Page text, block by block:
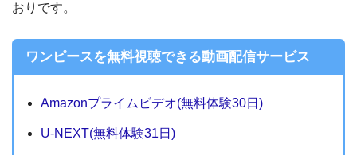
おりです。
ワンピースを無料視聴できる動画配信サービス
Amazonプライムビデオ(無料体験30日)
U-NEXT(無料体験31日)